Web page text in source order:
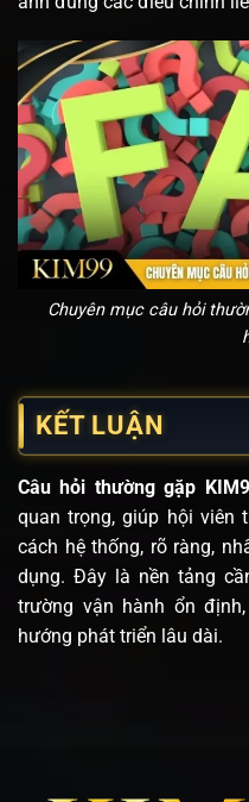
Chuyên mục câu hỏi
KẾT LUẬN
Câu hỏi thường gặp
quan trọng, giúp hội viên
cách hệ thống, rõ ràng,
dụng. Đây là nền tảng
trường vận hành ổn
hướng phát triển lâu dài.